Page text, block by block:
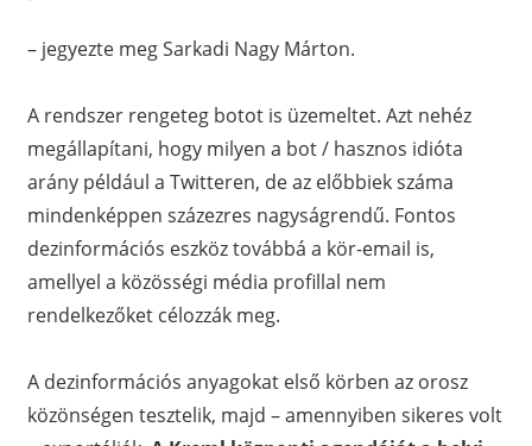
– jegyezte meg Sarkadi Nagy Márton.
A rendszer rengeteg botot is üzemeltet. Azt nehéz
megállapítani, hogy milyen a bot / hasznos idióta
arány például a Twitteren, de az előbbiek száma
mindenképpen százezres nagyságrendű. Fontos
dezinformációs eszköz továbbá a kör-email is,
amellyel a közösségi média profillal nem
rendelkezőket célozzák meg.
A dezinformációs anyagokat első körben az orosz
közönségen tesztelik, majd – amennyiben sikeres volt